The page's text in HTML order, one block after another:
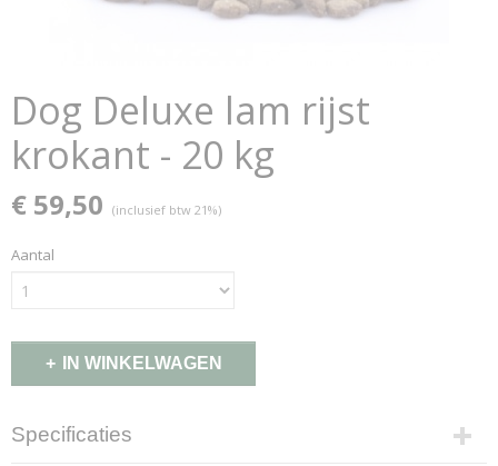
Dog Deluxe lam rijst
krokant - 20 kg
€ 59,50 (inclusief btw 21%)
Aantal
IN WINKELWAGEN
Specificaties